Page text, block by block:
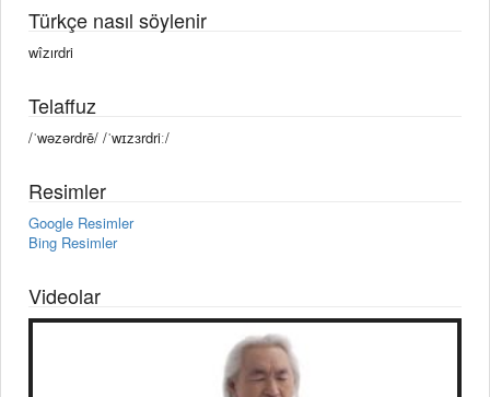
Türkçe nasıl söylenir
wîzırdri
Telaffuz
/ˈwəzərdrē/ /ˈwɪzɜrdriː/
Resimler
Google Resimler
Bing Resimler
Videolar